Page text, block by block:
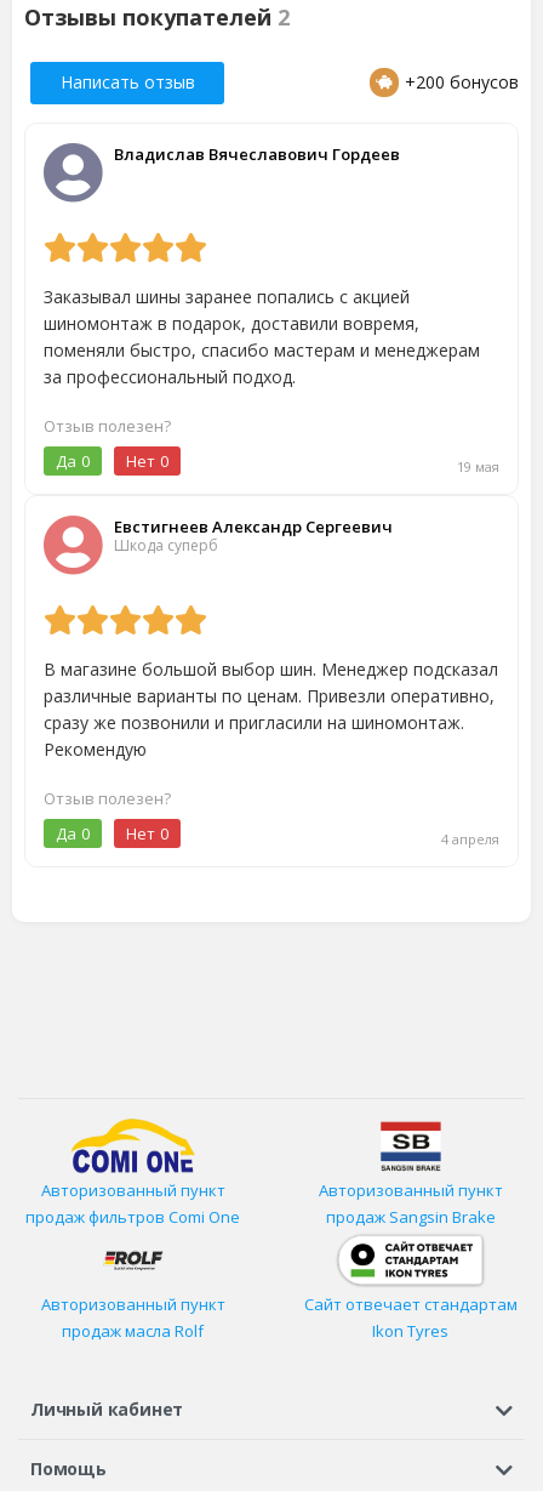
Отзывы покупателей 2
Владислав Вячеславович Гордеев
19 мая
Заказывал шины заранее попались с акцией
шиномонтаж в подарок, доставили вовремя,
поменяли быстро, спасибо мастерам и менеджерам
за профессиональный подход.
Отзыв полезен?
Да 0 Нет 0
Евстигнеев Александр Сергеевич
Шкода суперб
4 апреля
В магазине большой выбор шин. Менеджер подсказал
различные варианты по ценам. Привезли оперативно,
сразу же позвонили и пригласили на шиномонтаж.
Рекомендую
Отзыв полезен?
Да 0 Нет 0
Написать отзыв +200 бонусов
Авторизованный пункт
продаж фильтров Comi One
Авторизованный пункт
продаж Sangsin Brake
Авторизованный пункт
продаж масла Rolf
Сайт отвечает стандартам
Ikon Tyres
Личный кабинет
Регистрация или вход
Помощь